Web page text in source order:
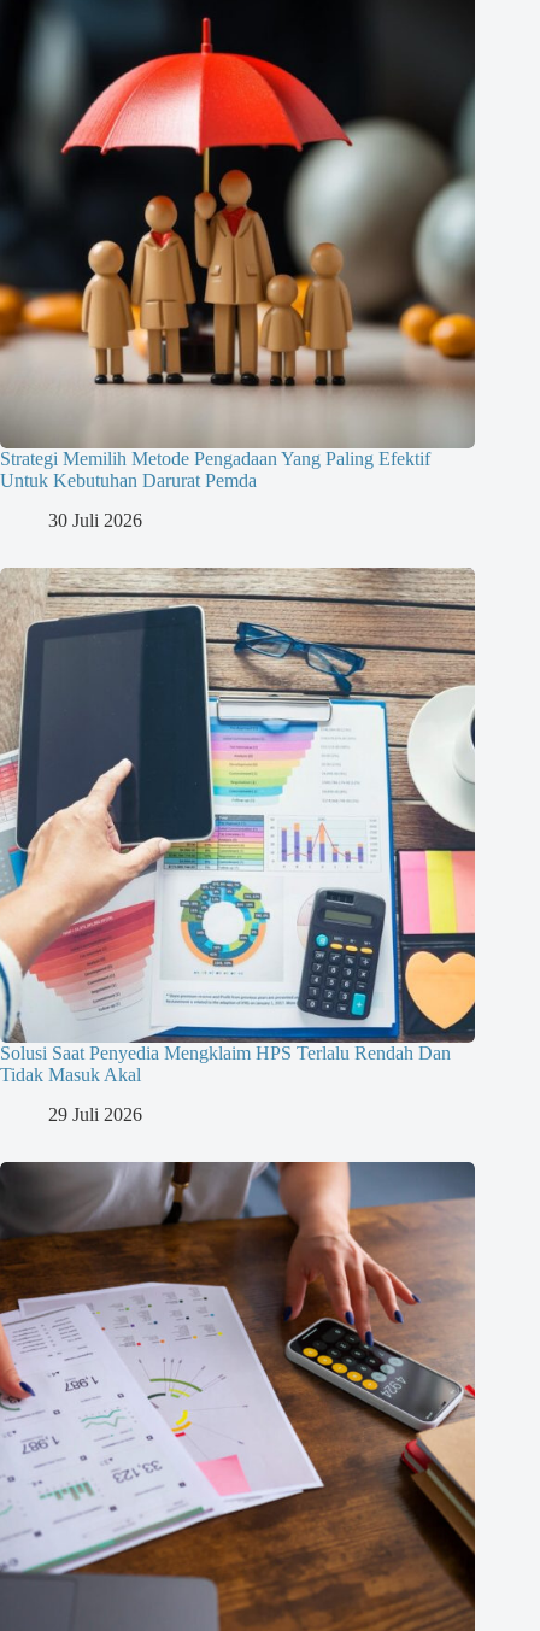
Strategi Memilih Metode Pengadaan Yang Paling Efektif
Untuk Kebutuhan Darurat Pemda
30 Juli 2026
Solusi Saat Penyedia Mengklaim HPS Terlalu Rendah Dan
Tidak Masuk Akal
29 Juli 2026